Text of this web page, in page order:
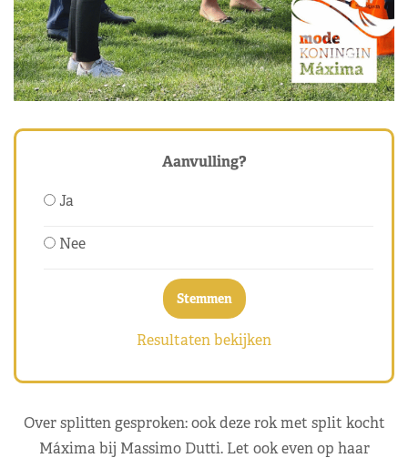
Aanvulling?
Ja
Nee
Resultaten bekijken
Over splitten gesproken: ook deze rok met split kocht
Máxima bij Massimo Dutti. Let ook even op haar